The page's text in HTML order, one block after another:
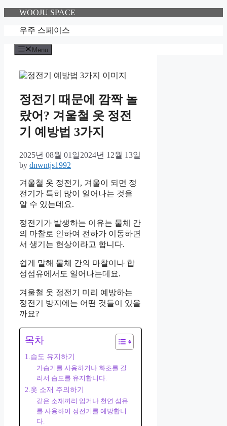
content
WOOJU SPACE
우주 스페이스
Menu
정전기 때문에 깜짝 놀
랐어? 겨울철 옷 정전
기 예방법 3가지
2025년 08월 01일2024년 12월 13일
by dnwntjs1992
겨울철 옷 정전기, 겨울이 되면 정
전기가 특히 많이 일어나는 것을
알 수 있는데요.
정전기가 발생하는 이유는 물체 간
의 마찰로 인하여 전하가 이동하면
서 생기는 현상이라고 합니다.
쉽게 말해 물체 간의 마찰이나 합
성섬유에서도 일어나는데요.
겨울철 옷 정전기 미리 예방하는
정전기 방지에는 어떤 것들이 있을
까요?
목차
1.습도 유지하기
가습기를 사용하거나 화초를 길
러서 습도를 유지합니다.
2.옷 소재 주의하기
같은 소재끼리 입거나 천연 섬유
를 사용하여 정전기를 예방합니
다.